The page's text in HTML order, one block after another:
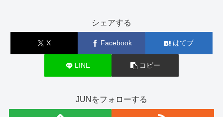
シェアする
X Facebook はてブ
LINE コピー
JUNをフォローする